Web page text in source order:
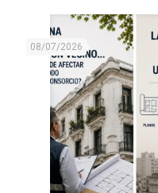
08/07/2026